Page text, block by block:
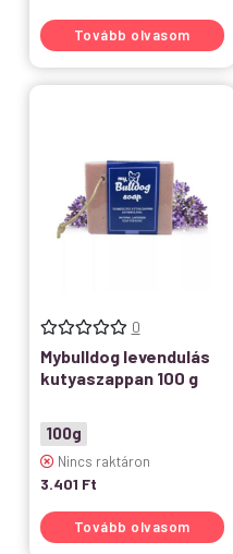
Tovább olvasom
0
Mybulldog levendulás
kutyaszappan 100 g
100g
Nincs raktáron
3.401 Ft
Tovább olvasom